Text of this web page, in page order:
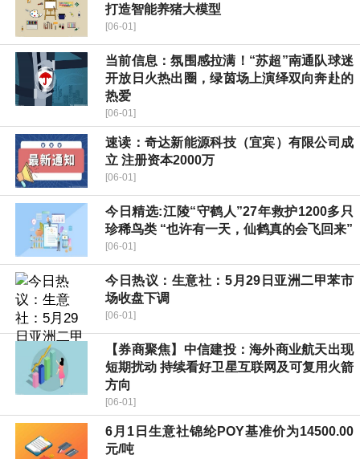
打造智能养猪大模型
[06-01]
当前信息：氛围感拉满！“苏超”南通队球迷
开放日火热出圈，绿茵场上演绎双向奔赴的
热爱
[06-01]
速读：奇达新能源科技（宜宾）有限公司成
立 注册资本2000万
[06-01]
今日精选:江陵“守鹤人”27年救护1200多只
珍稀鸟类 “也许有一天，仙鹤真的会飞回来”
[06-01]
今日热议：生意社：5月29日亚洲二甲苯市
场收盘下调
[06-01]
【券商聚焦】中信建投：海外商业航天出现
短期扰动 持续看好卫星互联网及可复用火箭
方向
[06-01]
6月1日生意社锦纶POY基准价为14500.00
元/吨